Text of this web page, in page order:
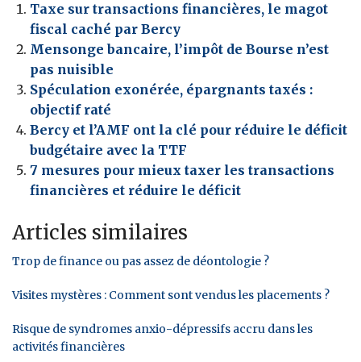
Taxe sur transactions financières, le magot
fiscal caché par Bercy
Mensonge bancaire, l’impôt de Bourse n’est
pas nuisible
Spéculation exonérée, épargnants taxés :
objectif raté
Bercy et l’AMF ont la clé pour réduire le déficit
budgétaire avec la TTF
7 mesures pour mieux taxer les transactions
financières et réduire le déficit
Articles similaires
Trop de finance ou pas assez de déontologie ?
Visites mystères : Comment sont vendus les placements ?
Risque de syndromes anxio-dépressifs accru dans les
activités financières